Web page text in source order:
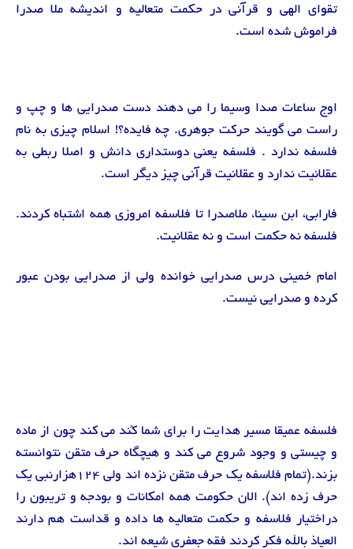
تقوای الهی و قرآنی در حکمت متعالیه و اندیشه ملا صدرا
فراموش شده است.
اوج ساعات صدا وسیما را می دهند دست صدرایی ها و چپ و
راست می گویند حرکت جوهری. چه فایده؟! اسلام چیزی به نام
فلسفه ندارد . فلسفه یعنی دوستداری دانش و اصلا ربطی به
عقلانیت ندارد و عقلانیت قرآنی چیز دیگر است.
فارابی، ابن سینا، ملاصدرا تا فلاسفه امروزی همه اشتباه کردند.
فلسفه نه حکمت است و نه عقلانیت.
امام خمینی درس صدرایی خوانده ولی از صدرایی بودن عبور
کرده و صدرایی نیست.
فلسفه عمیقا مسیر هدایت را برای شما کُند می کند چون از ماده
و چیستی و وجود شروع می کند و هیچگاه حرف متقن نتوانسته
بزند.(تمام فلاسفه یک حرف متقن نزده اند ولی ۱۲۴هزارنبی یک
حرف زده اند). الان حکومت همه امکانات و بودجه و تریبون را
دراختیار فلاسفه و حکمت متعالیه ها داده و قداست هم دارند
العیاذ بالله فکر کردند فقه جعفری شیعه اند.